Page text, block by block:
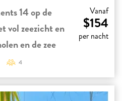
14 op de
vol zeezicht en
en de zee
Vanaf
$154
per nacht
4